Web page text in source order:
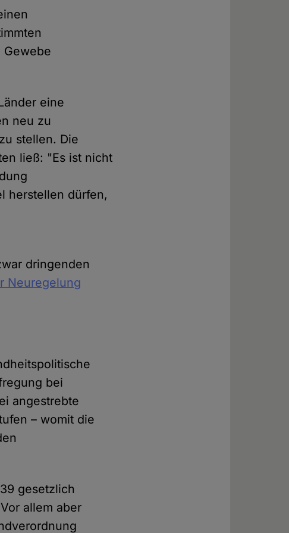
Gewebe
eine
neu zu
stellen. Die
ließ: "Es ist nicht
herstellen dürfen,
dringenden
Neuregelung
bei
angestrebte
– womit die
gesetzlich
allem aber